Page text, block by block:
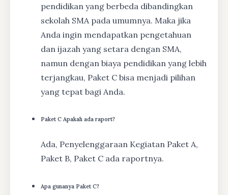
pendidikan yang berbeda dibandingkan
sekolah SMA pada umumnya. Maka jika
Anda ingin mendapatkan pengetahuan
dan ijazah yang setara dengan SMA,
namun dengan biaya pendidikan yang lebih
terjangkau, Paket C bisa menjadi pilihan
yang tepat bagi Anda.
Paket C Apakah ada raport?
Ada, Penyelenggaraan Kegiatan Paket A,
Paket B, Paket C ada raportnya.
Apa gunanya Paket C?